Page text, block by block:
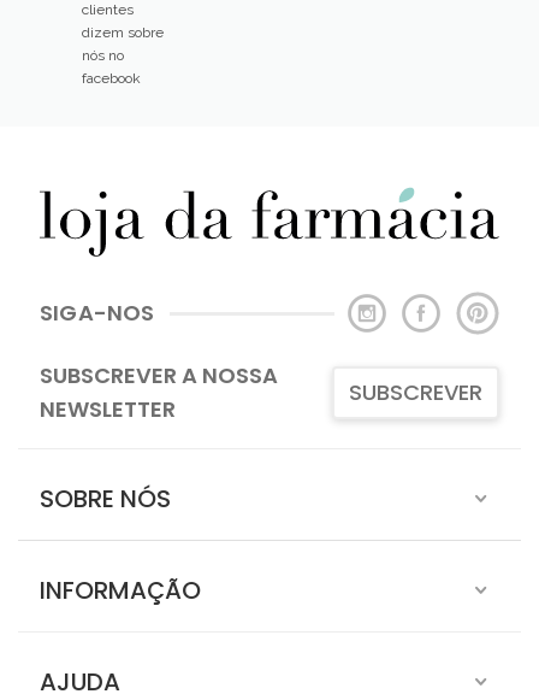
clientes
dizem sobre
nós no
facebook
SIGA-NOS
SUBSCREVER A NOSSA
NEWSLETTER
SUBSCREVER
SOBRE NÓS
INFORMAÇÃO
AJUDA